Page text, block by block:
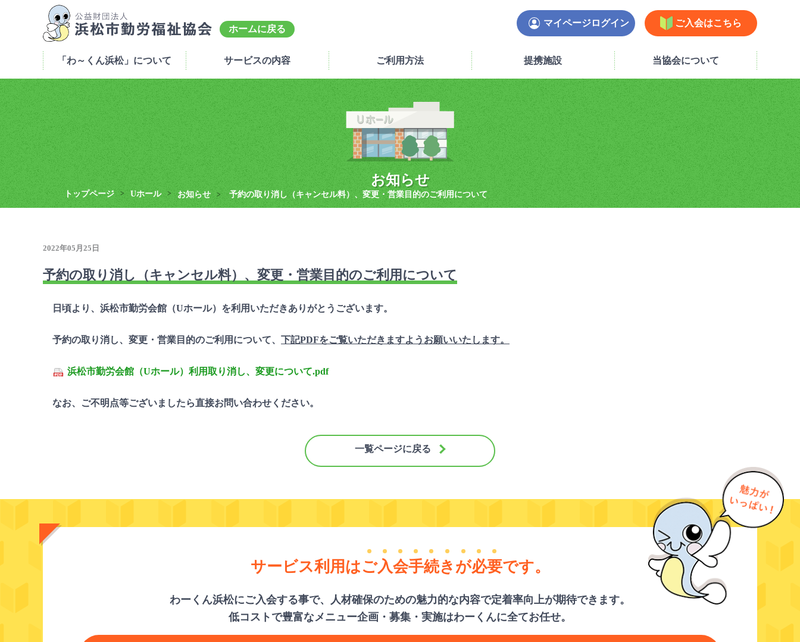
ホームに戻る
「わ～くん浜松」について サービスの内容 ご利用方法 提携施設 当協会について
マイページログイン ご入会はこちら
お知らせ
トップページ > Uホール > お知らせ > 予約の取り消し（キャンセル料）、変更・営業目的のご利用について
2022年05月25日
予約の取り消し（キャンセル料）、変更・営業目的のご利用について
日頃より、浜松市勤労会館（Uホール）を利用いただきありがとうございます。
予約の取り消し、変更・営業目的のご利用について、 下記PDFをご覧いただきますようお願いいたします。
浜松市勤労会館（Uホール）利用取り消し、変更について.pdf
なお、ご不明点等ございましたら直接お問い合わせください。
一覧ページに戻る
サービス利用はご入会手続き が必要です。
わーくん浜松にご入会する事で、人材確保のための魅力的な内容で定着率向上が期待できます。
低コストで豊富なメニュー企画・募集・実施はわーくんに全てお任せ。